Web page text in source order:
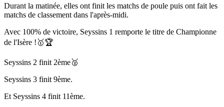
Durant la matinée, elles ont finit les matchs de poule puis ont fait les
matchs de classement dans l'après-midi.
Avec 100% de victoire, Seyssins 1 remporte le titre de Championne
de l'Isère !🥇🏆
Seyssins 2 finit 2ème🥈
Seyssins 3 finit 9ème.
Et Seyssins 4 finit 11ème.